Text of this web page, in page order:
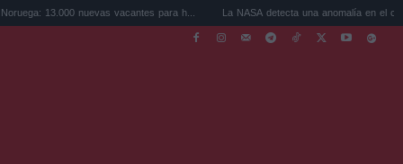
nuevas vacantes para h... La NASA detecta una anomalía en el campo